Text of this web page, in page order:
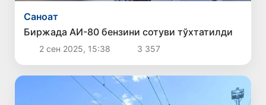
Саноат
Биржада АИ-80 бензини сотуви тўхтатилди
2 сен 2025, 15:38 3 357